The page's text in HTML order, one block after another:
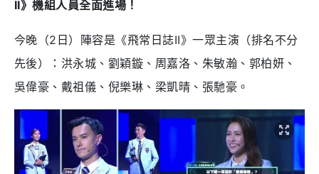
II》機組人員全面進場！
今晚（2日）陣容是《飛常日誌II》一眾主演（排名不分
先後）：洪永城、劉穎鏇、周嘉洛、朱敏瀚、郭柏妍、
吳偉豪、戴祖儀、倪樂琳、梁凱晴、張馳豪。